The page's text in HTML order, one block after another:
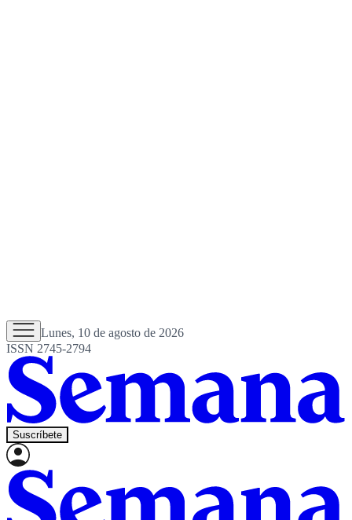
Lunes, 10 de agosto de 2026
ISSN 2745-2794
Suscríbete